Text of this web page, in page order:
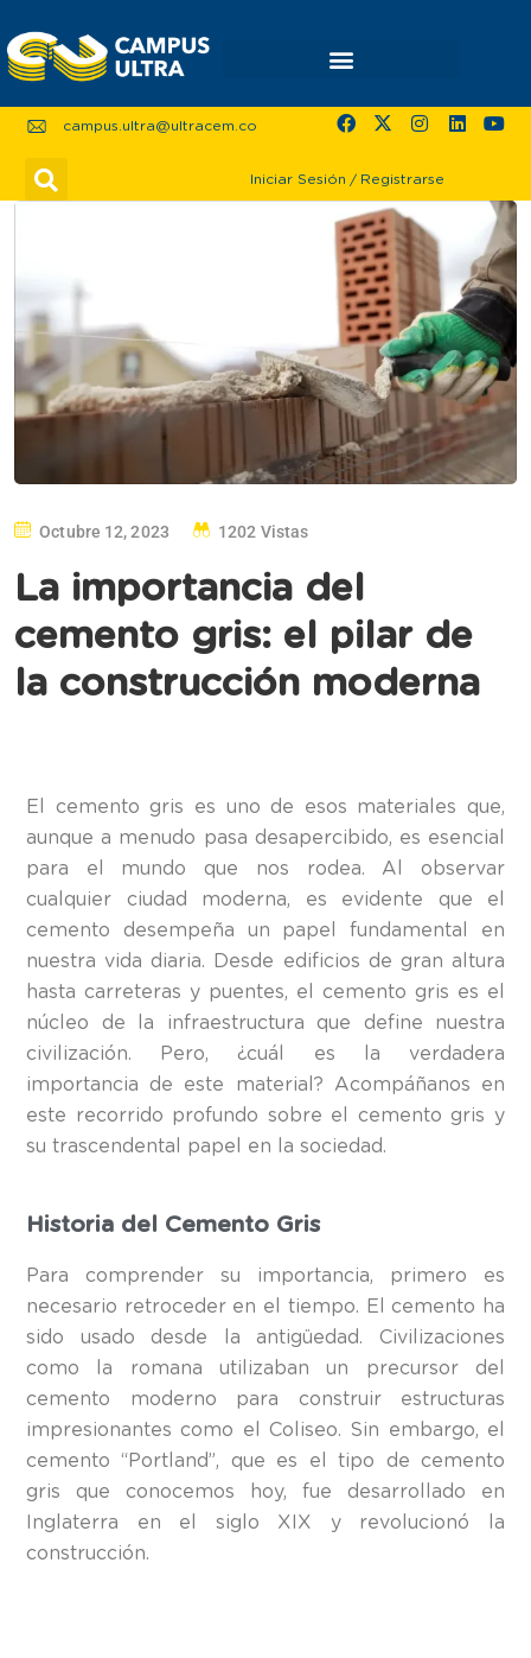
campus.ultra@ultracem.co
Iniciar Sesión / Registrarse
Octubre 12, 2023 1202 Vistas
La importancia del
cemento gris: el pilar de
la construcción moderna
El cemento gris es uno de esos materiales que,
aunque a menudo pasa desapercibido, es esencial
para el mundo que nos rodea. Al observar
cualquier ciudad moderna, es evidente que el
cemento desempeña un papel fundamental en
nuestra vida diaria. Desde edificios de gran altura
hasta carreteras y puentes, el cemento gris es el
núcleo de la infraestructura que define nuestra
civilización. Pero, ¿cuál es la verdadera
importancia de este material? Acompáñanos en
este recorrido profundo sobre el cemento gris y
su trascendental papel en la sociedad.
Historia del Cemento Gris
Para comprender su importancia, primero es
necesario retroceder en el tiempo. El cemento ha
sido usado desde la antigüedad. Civilizaciones
como la romana utilizaban un precursor del
cemento moderno para construir estructuras
impresionantes como el Coliseo. Sin embargo, el
cemento “Portland”, que es el tipo de cemento
gris que conocemos hoy, fue desarrollado en
Inglaterra en el siglo XIX y revolucionó la
construcción.